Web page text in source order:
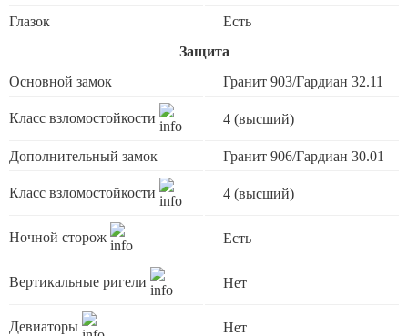
Глазок
Есть
Защита
Основной замок
Гранит 903/Гардиан 32.11
Класс взломостойкости 4 (высший)
Дополнительный замок Гранит 906/Гардиан 30.01
Класс взломостойкости 4 (высший)
Ночной сторож Есть
Вертикальные ригели Нет
Девиаторы Нет